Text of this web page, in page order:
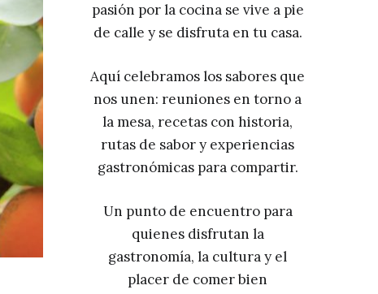
pasión por la cocina se vive a pie
de calle y se disfruta en tu casa.
Aquí celebramos los sabores que
nos unen: reuniones en torno a
la mesa, recetas con historia,
rutas de sabor y experiencias
gastronómicas para compartir.
Un punto de encuentro para
quienes disfrutan la
gastronomía, la cultura y el
placer de comer bien